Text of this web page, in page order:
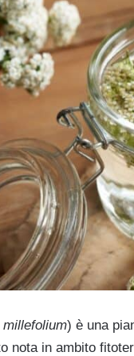
) è una
nota in ambito